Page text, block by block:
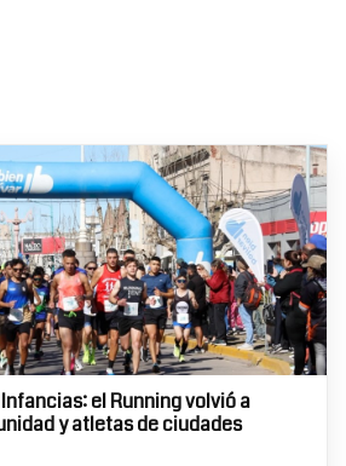
el Running volvió a
y atletas de ciudades